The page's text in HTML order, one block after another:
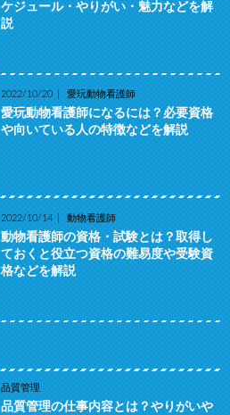
ケジュール・やりがい・魅力などを解
説
2022/10/20 愛玩動物看護師
愛玩動物看護師になるには？必要資格
や向いている人の特徴などを解説
2022/10/14 動物看護師
動物看護師の資格・試験とは？取得し
ておくと役立つ資格の難易度や受験資
格などを解説
品質管理
品質管理の仕事内容とは？やりがいや